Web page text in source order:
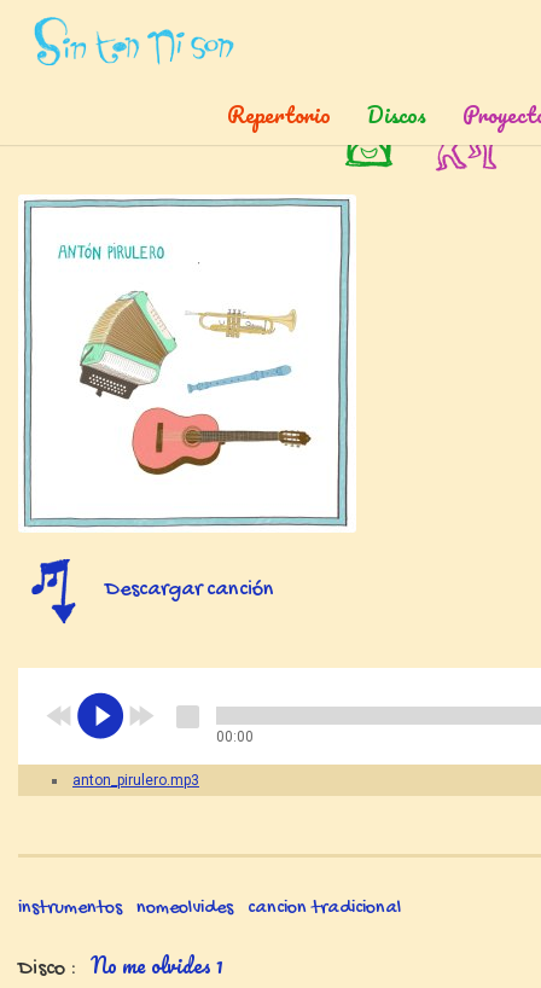
Repertorio Discos
Inicio » Canciones » Anton Pirulero
Antón Pirulero
Descargar canción
00:00
anton_pirulero.mp3
instrumentos nomeolvides cancion tradicional
Disco No me olvides 1